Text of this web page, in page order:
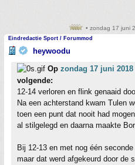
• zondag 17 juni
Eindredactie Sport / Forummod
heywoodu
Op zondag 17 juni 2018
volgende:
12-14 verloren en flink genaaid
Na een achterstand kwam Tulen
toen een punt dat nooit had
al stilgelegd en daarna maakte
Bij 12-13 en met nog één
maar dat werd afgekeurd door de